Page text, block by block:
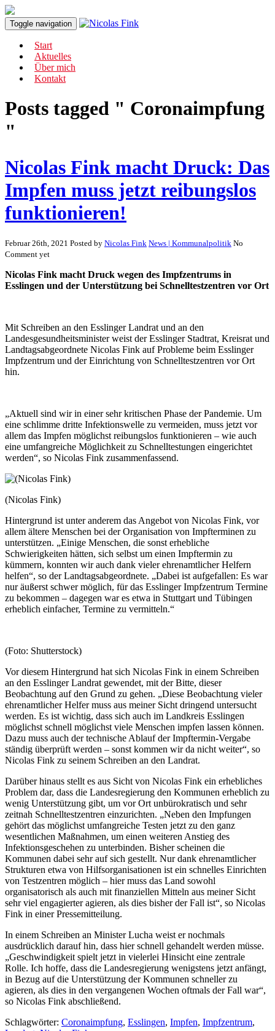
Toggle navigation
Start
Aktuelles
Über mich
Kontakt
Posts tagged " Coronaimpfung
"
Nicolas Fink macht Druck: Das
Impfen muss jetzt reibungslos
funktionieren!
Februar 26th, 2021 Posted by Nicolas Fink News | Kommunalpolitik No
Comment yet
Nicolas Fink macht Druck wegen des Impfzentrums in
Esslingen und der Unterstützung bei Schnelltestzentren vor Ort
Mit Schreiben an den Esslinger Landrat und an den
Landesgesundheitsminister weist der Esslinger Stadtrat, Kreisrat und
Landtagsabgeordnete Nicolas Fink auf Probleme beim Esslinger
Impfzentrum und der Einrichtung von Schnelltestzentren vor Ort
hin.
„Aktuell sind wir in einer sehr kritischen Phase der Pandemie. Um
eine schlimme dritte Infektionswelle zu vermeiden, muss jetzt vor
allem das Impfen möglichst reibungslos funktionieren – wie auch
eine umfangreiche Möglichkeit zu Schnelltestungen eingerichtet
werden“, so Nicolas Fink zusammenfassend.
(Nicolas Fink)
Hintergrund ist unter anderem das Angebot von Nicolas Fink, vor
allem ältere Menschen bei der Organisation von Impfterminen zu
unterstützen. „Einige Menschen, die sonst erhebliche
Schwierigkeiten hätten, sich selbst um einen Impftermin zu
kümmern, konnten wir auch dank vieler ehrenamtlicher Helfern
helfen“, so der Landtagsabgeordnete. „Dabei ist aufgefallen: Es war
nur äußerst schwer möglich, für das Esslinger Impfzentrum Termine
zu bekommen – dagegen war es etwa in Stuttgart und Tübingen
erheblich einfacher, Termine zu vermitteln.“
(Foto: Shutterstock)
Vor diesem Hintergrund hat sich Nicolas Fink in einem Schreiben
an den Esslinger Landrat gewendet, mit der Bitte, dieser
Beobachtung auf den Grund zu gehen. „Diese Beobachtung vieler
ehrenamtlicher Helfer muss aus meiner Sicht dringend untersucht
werden. Es ist wichtig, dass sich auch im Landkreis Esslingen
möglichst schnell möglichst viele Menschen impfen lassen können.
Dazu muss auch der technische Ablauf der Impftermin-Vergabe
ständig überprüft werden – sonst kommen wir da nicht weiter“, so
Nicolas Fink zu seinem Schreiben an den Landrat.
Darüber hinaus stellt es aus Sicht von Nicolas Fink ein erhebliches
Problem dar, dass die Landesregierung den Kommunen erheblich zu
wenig Unterstützung gibt, um vor Ort unbürokratisch und sehr
zeitnah Schnelltestzentren einzurichten. „Neben den Impfungen
gehört das möglichst umfangreiche Testen jetzt zu den ganz
wesentlichen Maßnahmen, um einen weiteren Anstieg des
Infektionsgeschehen zu unterbinden. Bisher scheinen die
Kommunen dabei sehr auf sich gestellt. Nur dank ehrenamtlicher
Strukturen etwa von Hilfsorganisationen ist ein schnelles Einrichten
von Testzentren möglich – hier muss das Land sowohl
organisatorisch als auch mit finanziellen Mitteln aus meiner Sicht
sehr viel engagierter agieren, als dies bisher der Fall ist“, so Nicolas
Fink in einer Pressemitteilung.
In einem Schreiben an Minister Lucha weist er nochmals
ausdrücklich darauf hin, dass hier schnell gehandelt werden müsse.
„Geschwindigkeit spielt jetzt in vielerlei Hinsicht eine zentrale
Rolle. Ich hoffe, dass die Landesregierung wenigstens jetzt anfängt,
in Bezug auf die Unterstützung der Kommunen schneller zu
agieren, als dies in den vergangenen Wochen oftmals der Fall war“,
so Nicolas Fink abschließend.
Schlagwörter: Coronaimpfung, Esslingen, Impfen, Impfzentrum,